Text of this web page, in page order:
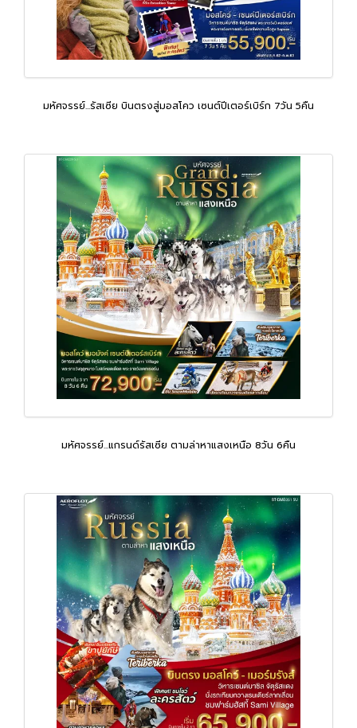
มหัศจรรย์...รัสเซีย บินตรงสู่มอสโคว เซนต์ปีเตอร์เบิร์ก 7วัน 5คืน
มหัศจรรย์...แกรนด์รัสเซีย ตามล่าหาแสงเหนือ 8วัน 6คืน